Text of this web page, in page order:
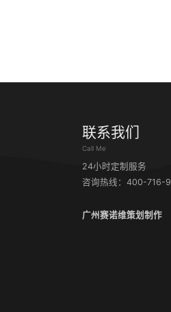
联系我们
Call Me
24小时定制服务
咨询热线：400-716-
广州赛诺维策划制作